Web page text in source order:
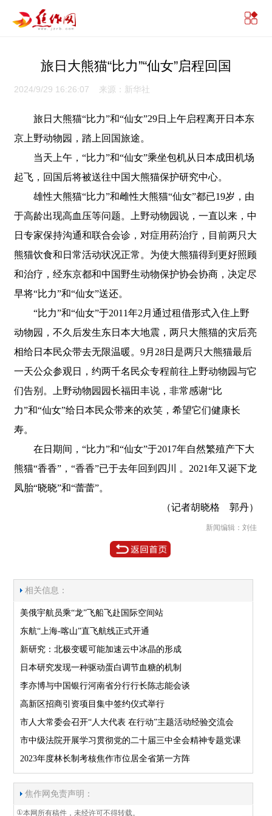
旅日大熊猫“比力”“仙女”启程回国
2024/9/29 16:26:07 来源：新华社
旅日大熊猫“比力”和“仙女”29日上午启程离开日本东
京上野动物园，踏上回国旅途。
当天上午，“比力”和“仙女”乘坐包机从日本成田机场
起飞，回国后将被送往中国大熊猫保护研究中心。
雄性大熊猫“比力”和雌性大熊猫“仙女”都已19岁，由
于高龄出现高血压等问题。上野动物园说，一直以来，中
日专家保持沟通和联合会诊，对症用药治疗，目前两只大
熊猫饮食和日常活动状况正常。为使大熊猫得到更好照顾
和治疗，经东京都和中国野生动物保护协会协商，决定尽
早将“比力”和“仙女”送还。
“比力”和“仙女”于2011年2月通过租借形式入住上野
动物园，不久后发生东日本大地震，两只大熊猫的灾后亮
相给日本民众带去无限温暖。9月28日是两只大熊猫最后
一天公众参观日，约两千名民众专程前往上野动物园与它
们告别。上野动物园园长福田丰说，非常感谢“比
力”和“仙女”给日本民众带来的欢笑，希望它们健康长
寿。
在日期间，“比力”和“仙女”于2017年自然繁殖产下大
熊猫“香香”，“香香”已于去年回到四川 。2021年又诞下龙
凤胎“晓晓”和“蕾蕾”。
（记者胡晓格 郭丹）
新闻编辑：刘佳
相关信息：
美俄宇航员乘“龙”飞船飞赴国际空间站
东航“上海-喀山”直飞航线正式开通
新研究：北极变暖可能加速云中冰晶的形成
日本研究发现一种驱动蛋白调节血糖的机制
李亦博与中国银行河南省分行行长陈志能会谈
高新区招商引资项目集中签约仪式举行
市人大常委会召开“人大代表 在行动”主题活动经验交流会
市中级法院开展学习贯彻党的二十届三中全会精神专题党课
2023年度林长制考核焦作市位居全省第一方阵
焦作网免责声明：
①本网所有稿件，未经许可不得转载。